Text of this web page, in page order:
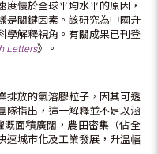
慢於全球平均水平的原因，
是關鍵因素。該研究為中國升
學解釋視角。有關成果已刊登
Letters》。
排放的氣溶膠粒子，因其可透
隊指出，這一解釋並不足以涵
面積廣闊，農田密集（佔全
速城市化及工業發展，升溫幅